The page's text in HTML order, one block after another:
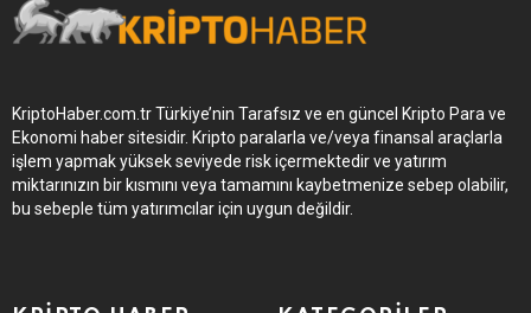
KriptoHaber.com.tr Türkiye’nin Tarafsız ve en güncel Kripto Para ve
Ekonomi haber sitesidir. Kripto paralarla ve/veya finansal araçlarla
işlem yapmak yüksek seviyede risk içermektedir ve yatırım
miktarınızın bir kısmını veya tamamını kaybetmenize sebep olabilir,
bu sebeple tüm yatırımcılar için uygun değildir.